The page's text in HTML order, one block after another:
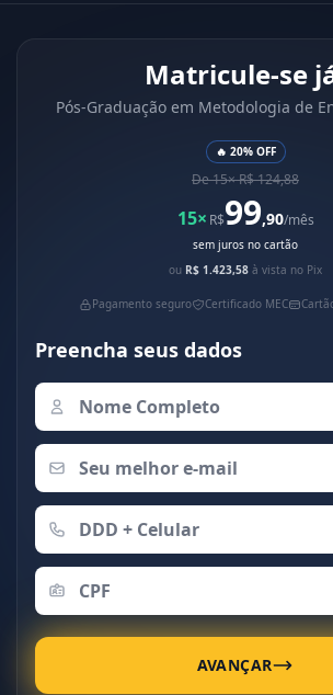
Matricule-se
Pós-Graduação em Metodologia de
🔥 20% OFF
De 15× R$ 124,88
15× R$99,90/mês
sem juros no cartão
ou R$ 1.423,58 à vista no Pix
Pagamento seguro Certificado MEC
Preencha seus dados
AVANÇAR